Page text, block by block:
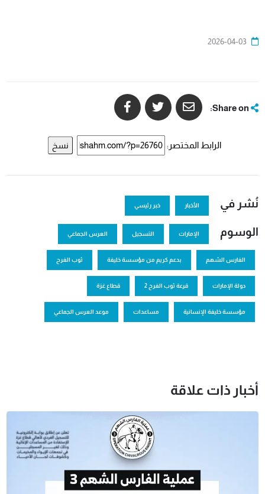
2026-04-03
الرابط المختصر: نسخ
نُشر في الأخبار خبر رئيسي
الوسوم الإمارات التسجيل العرس الجماعي
الفارس الشهم بدعم كريم من مؤسسة خليفة ثوب الفرح
دولة الإمارات قرعة ثوب الفرح 2 قطاع غزة
مؤسسة خليفة الإنسانية مساعدات موعد العرس الجماعي
أخبار ذات علاقة